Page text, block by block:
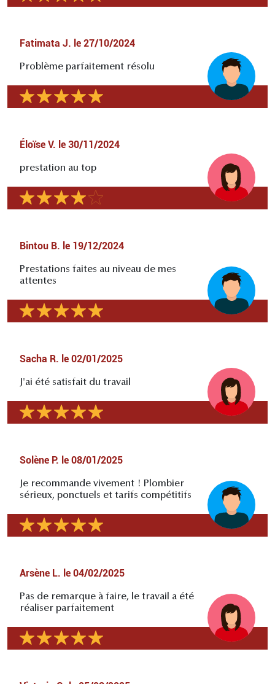
Fatimata J. le 27/10/2024
Problème parfaitement résolu
Éloïse V. le 30/11/2024
prestation au top
Bintou B. le 19/12/2024
Prestations faites au niveau de mes
attentes
Sacha R. le 02/01/2025
J'ai été satisfait du travail
Solène P. le 08/01/2025
Je recommande vivement ! Plombier
sérieux, ponctuels et tarifs compétitifs
Arsène L. le 04/02/2025
Pas de remarque à faire, le travail a été
réaliser parfaitement